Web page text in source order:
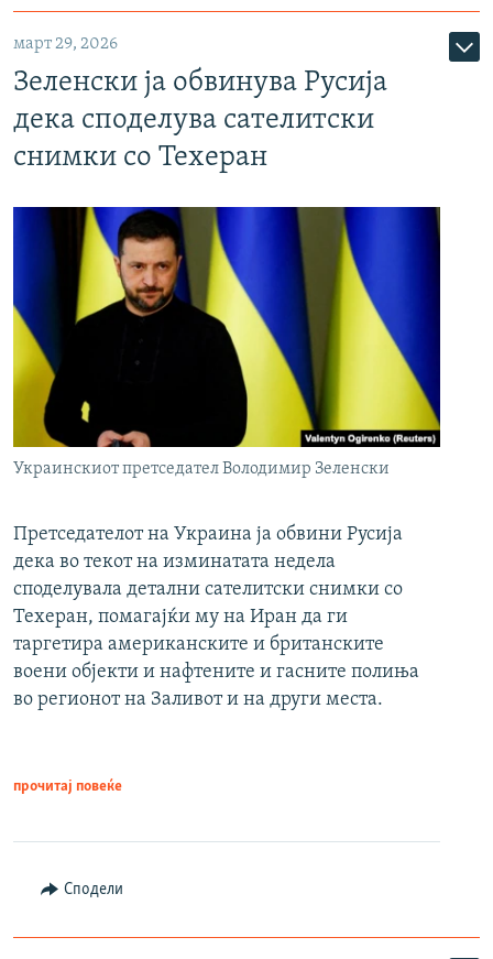
март 29, 2026
Зеленски ја обвинува Русија
дека споделува сателитски
снимки со Техеран
Украинскиот претседател Володимир Зеленски
Претседателот на Украина ја обвини Русија
дека во текот на изминатата недела
споделувала детални сателитски снимки со
Техеран, помагајќи му на Иран да ги
таргетира американските и британските
воени објекти и нафтените и гасните полиња
во регионот на Заливот и на други места.
прочитај повеќе
Сподели